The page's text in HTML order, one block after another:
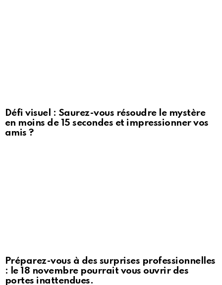
Défi visuel : Saurez-vous résoudre le mystère
en moins de 15 secondes et impressionner vos
amis ?
Préparez-vous à des surprises professionnelles
: le 18 novembre pourrait vous ouvrir des
portes inattendues.